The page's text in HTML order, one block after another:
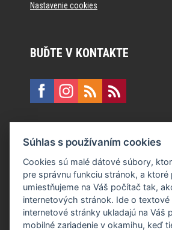
Nastavenie cookies
BUĎTE V KONTAKTE
E:recepcia@formfactory.sk
Form Factory Slovakia s.r.o., Ružová
Bratislava
Za publikovaný obsah sú zodpovední
Súhlas s používaním cookies
Cookies sú malé dátové súbory,
pre správnu funkciu stránok, a ktoré
umiestňujeme na Váš počítač tak,
internetových stránok. Ide o
internetové stránky ukladajú na Váš
mobilné zariadenie v okamihu, keď